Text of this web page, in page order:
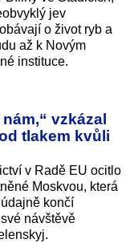
jev
o život ryb a
až k Novým
instituce.
vzkázal
tlakem kvůli
v Radě EU ocitlo
Moskvou, která
končí
návštěvě